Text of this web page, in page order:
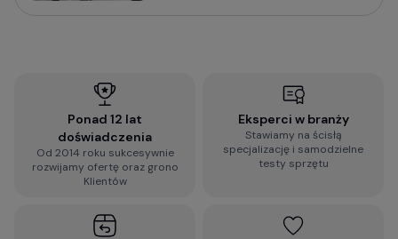
Wypełnij błyskawiczną ankietę i otrzymaj
spersonalizowaną rekomendację dopasowaną do
Twoich wymagań:
2-minutowa ankieta rekomendacji
Ponad 12 lat
doświadczenia
Od 2014 roku sukcesywnie
rozwijamy ofertę oraz grono
Klientów
Eksperci w branży
Stawiamy na ścisłą
specjalizację i samodzielne
testy sprzętu